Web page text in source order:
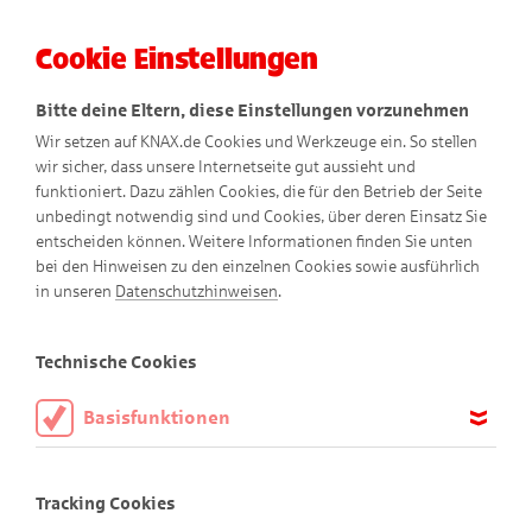
Basteltipps
Bastel dir die KNAX-Welt!
Cookie Einstellungen
Bitte deine Eltern, diese Einstellungen vorzunehmen
Wir setzen auf KNAX.de Cookies und Werkzeuge ein. So stellen
wir sicher, dass unsere Internetseite gut aussieht und
funktioniert. Dazu zählen Cookies, die für den Betrieb der Seite
unbedingt notwendig sind und Cookies, über deren Einsatz Sie
entscheiden können. Weitere Informationen finden Sie unten
bei den Hinweisen zu den einzelnen Cookies sowie ausführlich
in unseren Datenschutzhinweisen.
Technische Cookies
Basisfunktionen
aktiviert sein.
Tracking Cookies